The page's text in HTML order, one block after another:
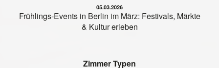
05.03.2026
Frühlings-Events in Berlin im März: Festivals, Märkte
& Kultur erleben
Zimmer Typen